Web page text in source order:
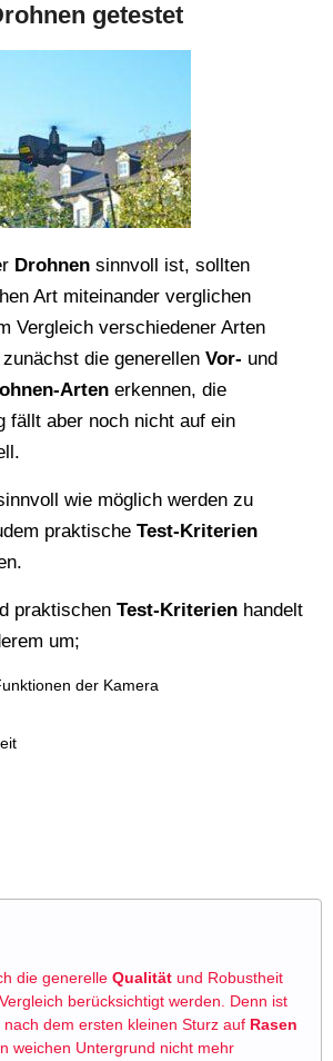
getestet
Drohnen sinnvoll ist, sollten
Art miteinander verglichen
Vergleich verschiedener Arten
die generellen Vor- und
Arten erkennen, die
fällt aber noch nicht auf ein
wie möglich werden zu
praktische Test-Kriterien
praktischen Test-Kriterien handelt
um;
der Kamera
die generelle Qualität und Robustheit
berücksichtigt werden. Denn ist
dem ersten kleinen Sturz auf Rasen
weichen Untergrund nicht mehr